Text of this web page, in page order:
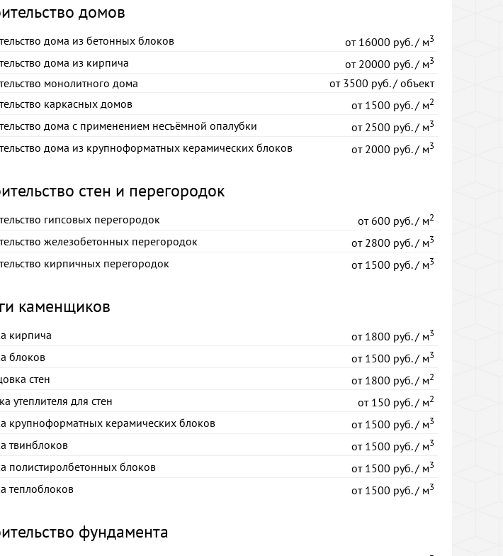
домов
дома из бетонных блоков от16000 руб. / м3
дома из кирпича от20000 руб. / м3
монолитного дома от3500 руб. / объект
каркасных домов
от1500 руб. / м2
дома с применением несъёмной опалубки от2500 руб. / м3
дома из крупноформатных керамических блоков от2000 руб. / м3
стен и перегородок
гипсовых перегородок от600 руб. / м2
железобетонных перегородок от2800 руб. / м3
кирпичных перегородок от1500 руб. / м3
каменщиков
кирпича от1800 руб. / м3
блоков от1500 руб. / м3
стен от1800 руб. / м2
утеплителя для стен от150 руб. / м2
крупноформатных керамических блоков от1500 руб. / м3
твинблоков от1500 руб. / м3
полистиролбетонных блоков от1500 руб. / м3
теплоблоков от1500 руб. / м3
фундамента